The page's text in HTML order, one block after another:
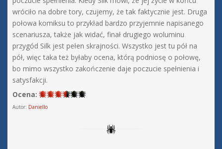
wróciło na dobre tory, czujemy, że tak faktycznie jest. Druga
połowa komiksu to przykład bardzo przyjemnie napisanego
scenariusza, także jak widać, finał drugiego woluminu
przygód Silk jest pełen skrajności. Wszystko jest tu pół na
pół, więc taka też byłaby ocena, którą podniosę o połowę,
bo mimo wszystko zakończenie daje poczucie spełnienia i
satysfakcji.
Ocena:
Autor: Daniello